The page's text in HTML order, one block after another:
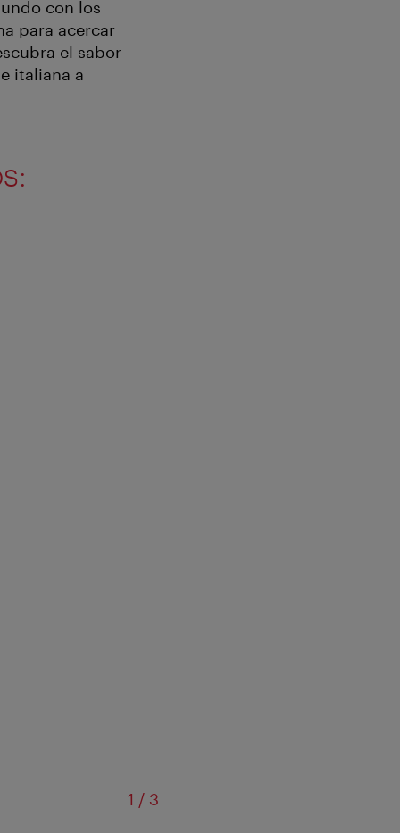
con los
para acercar
el sabor
italiana a
1 /de
3